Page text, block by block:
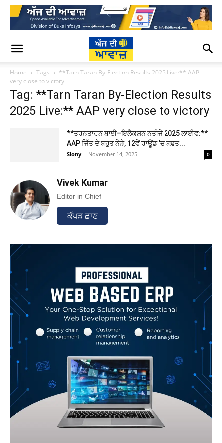
Home Tags
**Tarn Taran By-Election Results 2025 Live:** AAP
very close to victory
Tag: **Tarn Taran By-Election Results
2025 Live:** AAP very close to victory
**ਤਰਨਤਾਰਨ ਬਾਈ–ਇਲੈਕਸ਼ਨ ਨਤੀਜੇ 2025 ਲਾਈਵ:**
AAP ਜਿੱਤ ਦੇ ਬਹੁਤ ਨੇੜੇ, 12ਵੇਂ ਰਾਊਂਡ ’ਚ ਬਢ਼ਤ...
Slony - November 14, 2025 0
Vivek Kumar
Editor in Chief
ਕੱਪੜ ਛਾਣ